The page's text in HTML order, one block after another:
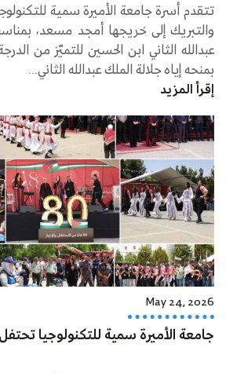
تتقدم أسرة جامعة الأميرة سمية
والتبريك إلى خريجها أمجد مسعد،
عبدالله الثاني ابن الحسين للتميّز من
بمنحه إياه جلالة الملك عبدالله الثاني...
إقرأ المزيد
May 24, 2026
جامعة الأميرة سمية للتكنولوجيا تحتفل